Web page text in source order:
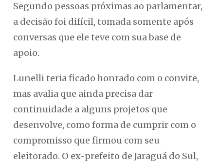
Segundo pessoas próximas ao parlamentar,
a decisão foi difícil, tomada somente após
conversas que ele teve com sua base de
apoio.
Lunelli teria ficado honrado com o convite,
mas avalia que ainda precisa dar
continuidade a alguns projetos que
desenvolve, como forma de cumprir com o
compromisso que firmou com seu
eleitorado. O ex-prefeito de Jaraguá do Sul,